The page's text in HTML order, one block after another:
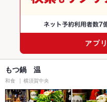
もつ鍋 温
和食 横須賀中央